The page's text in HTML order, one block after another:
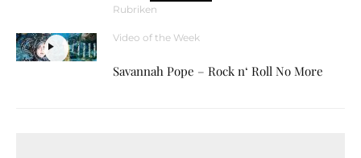
Rubriken
Video of the Week
Savannah Pope – Rock n‘ Roll No More